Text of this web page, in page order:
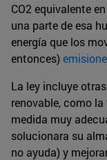
CO2 equivalente
una parte de esa
energía que los
entonces)
La ley incluye
renovable, como
medida muy
solucionara su
no ayuda) y